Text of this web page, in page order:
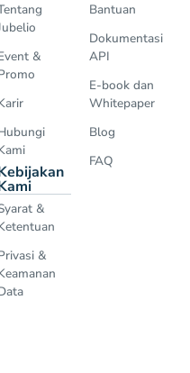
&
&
&
Bantuan
Dokumentasi
API
E-book dan
Whitepaper
Blog
FAQ